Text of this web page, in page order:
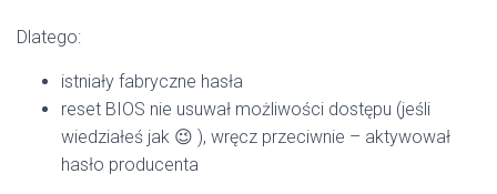
Dlatego:
istniały fabryczne hasła
reset BIOS nie usuwał możliwości dostępu (jeśli
wiedziałeś jak 😉 ), wręcz przeciwnie – aktywował
hasło producenta